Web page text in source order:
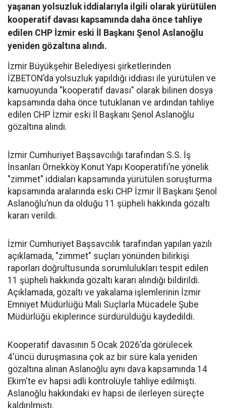
yaşanan yolsuzluk iddialarıyla ilgili olarak yürütülen
kooperatif davası kapsamında daha önce tahliye
edilen CHP İzmir eski İl Başkanı Şenol Aslanoğlu
yeniden gözaltına alındı.
İzmir Büyükşehir Belediyesi şirketlerinden
İZBETON’da yolsuzluk yapıldığı iddiası ile yürütülen ve
kamuoyunda "kooperatif davası" olarak bilinen dosya
kapsamında daha önce tutuklanan ve ardından tahliye
edilen CHP İzmir eski İl Başkanı Şenol Aslanoğlu
gözaltına alındı.
İzmir Cumhuriyet Başsavcılığı tarafından S.S. İş
İnsanları Örnekköy Konut Yapı Kooperatifi’ne yönelik
"zimmet" iddiaları kapsamında yürütülen soruşturma
kapsamında aralarında eski CHP İzmir İl Başkanı Şenol
Aslanoğlu’nun da olduğu 11 şüpheli hakkında gözaltı
kararı verildi.
İzmir Cumhuriyet Başsavcılık tarafından yapılan yazılı
açıklamada, "zimmet" suçları yönünden bilirkişi
raporları doğrultusunda sorumlulukları tespit edilen
11 şüpheli hakkında gözaltı kararı alındığı bildirildi.
Açıklamada, gözaltı ve yakalama işlemlerinin İzmir
Emniyet Müdürlüğü Mali Suçlarla Mücadele Şube
Müdürlüğü ekiplerince sürdürüldüğü kaydedildi.
Kooperatif davasının 5 Ocak 2026'da görülecek
4'üncü duruşmasına çok az bir süre kala yeniden
gözaltına alınan Aslanoğlu aynı dava kapsamında 14
Ekim'te ev hapsi adli kontrolüyle tahliye edilmişti.
Aslanoğlu hakkındaki ev hapsi de ilerleyen süreçte
kaldırılmıştı.